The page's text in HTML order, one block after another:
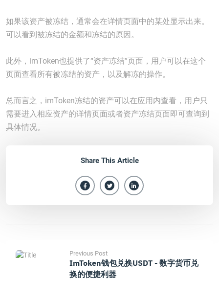
如果该资产被冻结，通常会在详情页面中的某处显示出来。
可以看到被冻结的金额和冻结的原因。
此外，imToken也提供了“资产冻结”页面，用户可以在这个
页面查看所有被冻结的资产，以及解冻的操作。
总而言之，imToken冻结的资产可以在应用内查看，用户只
需要进入相应资产的详情页面或者资产冻结页面即可查询到
具体情况。
Share This Article
Previous Post
ImToken钱包兑换USDT - 数字货币兑
换的便捷利器